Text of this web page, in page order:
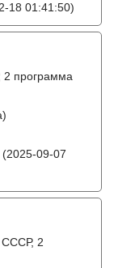
18 01:41:50)
программа
(2025-09-07
2